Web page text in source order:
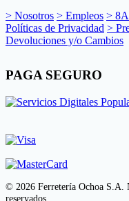
> Nosotros > Empleos >
Políticas de Privacidad >
Devoluciones y/o Cambios
PAGA SEGURO
© 2026 Ferretería Ochoa S.A.
reservados.